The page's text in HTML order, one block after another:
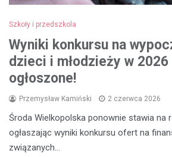
Szkoły i przedszkola
Wyniki konkursu na
dzieci i młodzieży w
ogłoszone!
Przemysław Kamiński 2 czerwca 2026
Środa Wielkopolska ponownie stawia na
ogłaszając wyniki konkursu ofert na
związanych…